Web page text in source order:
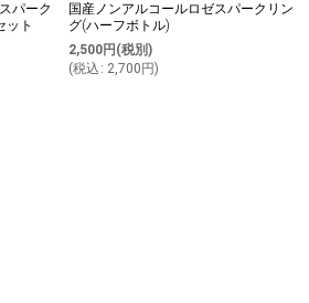
パーク
ット
国産ノンアルコールロゼスパークリン
グ(ハーフボトル)
2,500円 (税別)
(税込 : 2,700 円)